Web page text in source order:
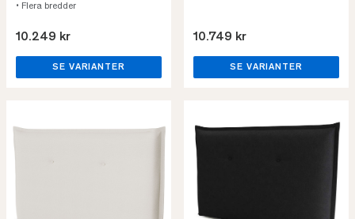
• Flera bredder
10.249 kr
SE VARIANTER
10.749 kr
SE VARIANTER